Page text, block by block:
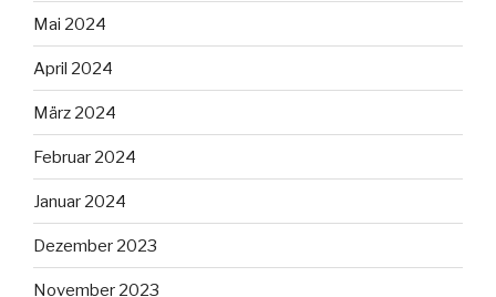
Mai 2024
April 2024
März 2024
Februar 2024
Januar 2024
Dezember 2023
November 2023